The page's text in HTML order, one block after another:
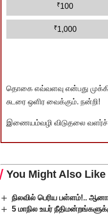
₹100
₹1,000
தொகை எவ்வளவு என்பது
சுடரை ஒளிர வைக்கும். நன்றி!
இணையம்வழி விடுதலை
You Might Also Like
நிலவில் பெரிய பள்ளம்!..
5 மாநில உயர்